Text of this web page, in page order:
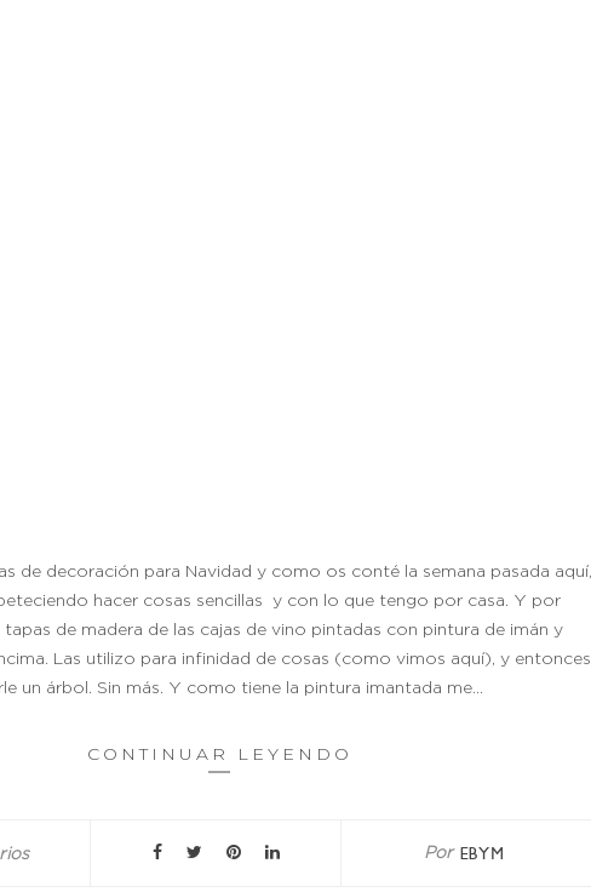
de decoración para Navidad y como os conté la semana pasada aquí,
hacer cosas sencillas y con lo que tengo por casa. Y por
de madera de las cajas de vino pintadas con pintura de imán y
Las utilizo para infinidad de cosas (como vimos aquí), y entonces
un árbol. Sin más. Y como tiene la pintura imantada me…
CONTINUAR LEYENDO
Por EBYM